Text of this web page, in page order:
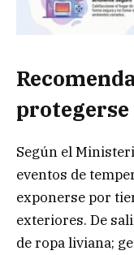
Según el
eventos de
exponerse por
exteriores. De
de ropa liviana;